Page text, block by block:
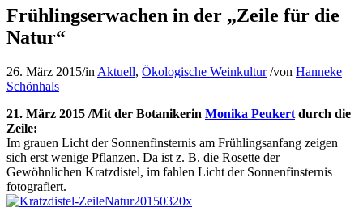
Frühlingserwachen in der „Zeile für die
Natur“
26. März 2015/in Aktuell, Ökologische Weinkultur /von Hanneke
Schönhals
21. März 2015 /Mit der Botanikerin Monika Peukert durch die
Zeile:
Im grauen Licht der Sonnenfinsternis am Frühlingsanfang zeigen
sich erst wenige Pflanzen. Da ist z. B. die Rosette der
Gewöhnlichen Kratzdistel, im fahlen Licht der Sonnenfinsternis
fotografiert.